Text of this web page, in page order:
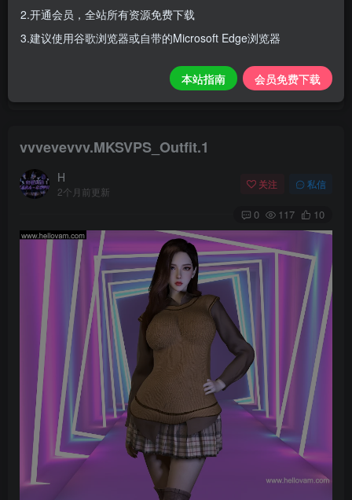
开通会员【免费下载】全站资源！
1.为了资源不失效！请不要在线解压！
3.有任何问题请联系客服或评论留言。
vvvevevvv.MKSVPS_Outfit.1
H
2个月前更新
关注 私信
0 117 10
2.开通会员，全站所有资源免费下载
3.建议使用谷歌浏览器或自带的Microsoft Edge浏览器
本站指南 会员免费下载